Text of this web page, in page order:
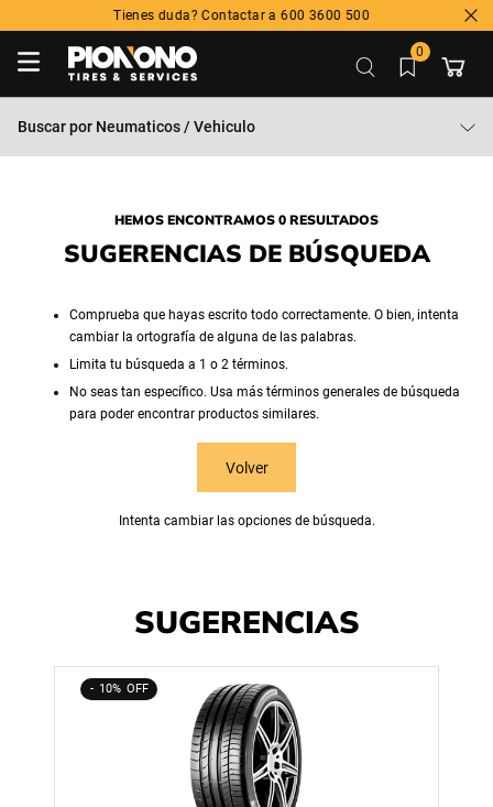
Tienes duda? Contactar a 600 3600 500
0
Buscar por Neumaticos / Vehiculo
HEMOS ENCONTRAMOS 0 RESULTADOS
SUGERENCIAS DE BÚSQUEDA
Comprueba que hayas escrito todo correctamente. O bien, intenta
cambiar la ortografía de alguna de las palabras.
Limita tu búsqueda a 1 o 2 términos.
No seas tan específico. Usa más términos generales de búsqueda
para poder encontrar productos similares.
Volver
Intenta cambiar las opciones de búsqueda.
SUGERENCIAS
10%